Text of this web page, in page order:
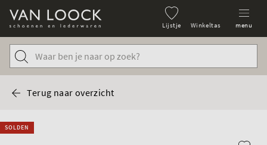
Lijstje Winkeltas menu
Terug naar overzicht
SOLDEN